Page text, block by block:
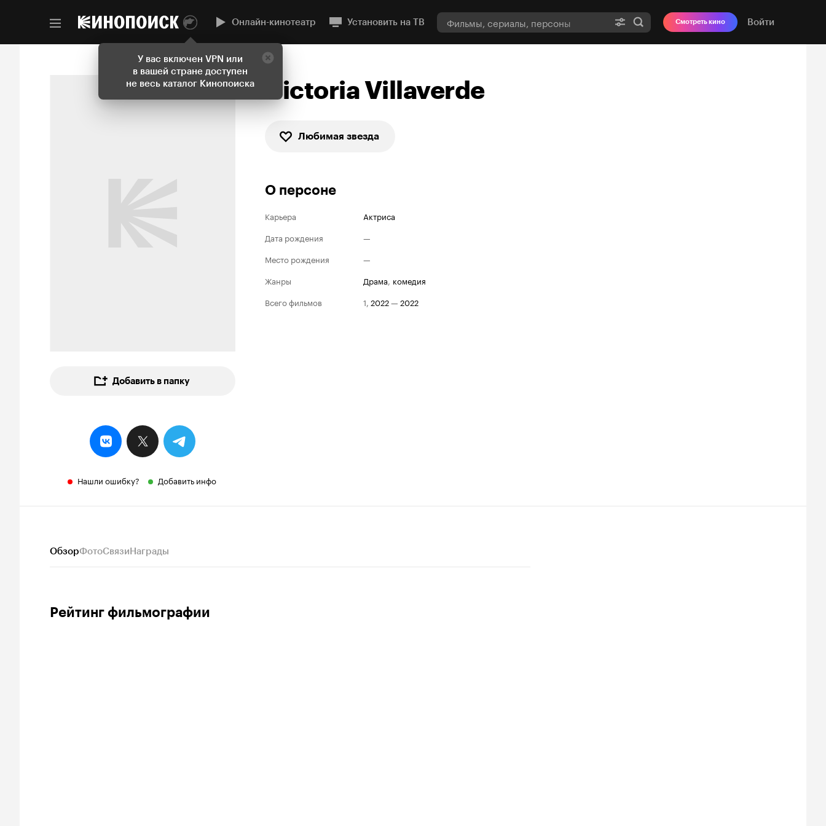
У вас включен VPN или
в вашей стране доступен
не весь каталог Кинопоиска
Онлайн-кинотеатр Установить на ТВ Смотреть кино Войти
Добавить в папку
Нашли ошибку? Добавить инфо
Victoria Villaverde
Любимая звезда
О персоне
Карьера
Актриса
Дата рождения
—
Место рождения
—
Жанры
драма, комедия
Всего фильмов
1, 2022— 2022
ОбзорФотоСвязиНаграды
Рейтинг фильмографии